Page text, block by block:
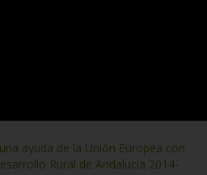
ayuda de la Unión Europea con
Rural de Andalucía 2014-